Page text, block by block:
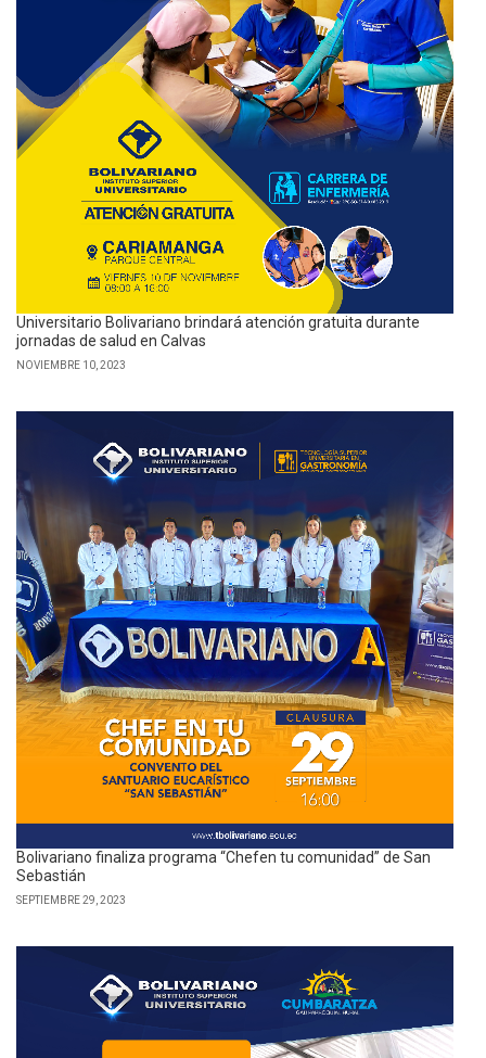
Universitario Bolivariano brindará atención gratuita durante
jornadas de salud en Calvas
NOVIEMBRE 10, 2023
Bolivariano finaliza programa “Chefen tu comunidad” de San
Sebastián
SEPTIEMBRE 29, 2023